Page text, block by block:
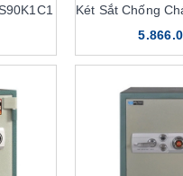
giấy tờ an toàn, bảo mật.
sắt vẫn hoạt động tốt.
chỉ có thể chịu được
năng chống cháy những